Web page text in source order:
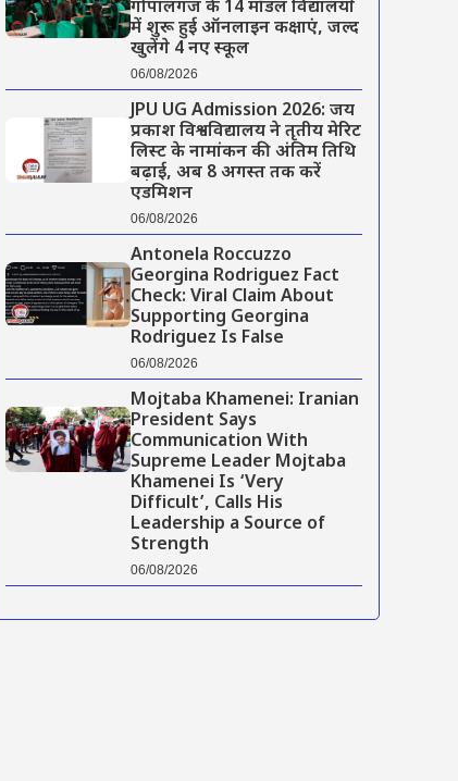
गोपालगंज के 14 मॉडल विद्यालयों
में शुरू हुई ऑनलाइन कक्षाएं, जल्द
खुलेंगे 4 नए स्कूल
06/08/2026
JPU UG Admission 2026: जय
प्रकाश विश्वविद्यालय ने तृतीय मेरिट
लिस्ट के नामांकन की अंतिम तिथि
बढ़ाई, अब 8 अगस्त तक करें
एडमिशन
06/08/2026
Antonela Roccuzzo
Georgina Rodriguez Fact
Check: Viral Claim About
Supporting Georgina
Rodriguez Is False
06/08/2026
Mojtaba Khamenei: Iranian
President Says
Communication With
Supreme Leader Mojtaba
Khamenei Is ‘Very
Difficult’, Calls His
Leadership a Source of
Strength
06/08/2026